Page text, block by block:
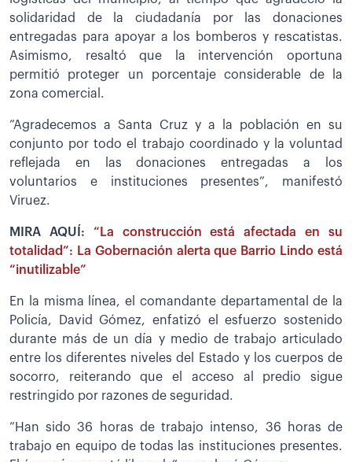
solidaridad de la ciudadanía por las donaciones
entregadas para apoyar a los bomberos y rescatistas.
Asimismo, resaltó que la intervención oportuna
permitió proteger un porcentaje considerable de la
zona comercial.
”Agradecemos a Santa Cruz y a la población en su
conjunto por todo el trabajo coordinado y la voluntad
reflejada en las donaciones entregadas a los
voluntarios e instituciones presentes”, manifestó
Viruez.
MIRA AQUÍ: “La construcción está afectada en su
totalidad”: La Gobernación alerta que Barrio Lindo está
“inutilizable”
En la misma línea, el comandante departamental de la
Policía, David Gómez, enfatizó el esfuerzo sostenido
durante más de un día y medio de trabajo articulado
entre los diferentes niveles del Estado y los cuerpos de
socorro, reiterando que el acceso al predio sigue
restringido por razones de seguridad.
”Han sido 36 horas de trabajo intenso, 36 horas de
trabajo en equipo de todas las instituciones presentes.